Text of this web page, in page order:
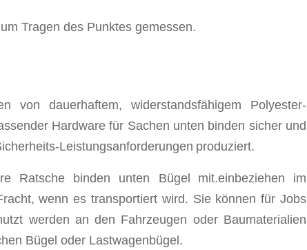
Tragen des Punktes gemessen.
von dauerhaftem, widerstandsfähigem Polyester-
Hardware für Sachen unten binden sicher und
Leistungsanforderungen produziert.
Ratsche binden unten Bügel
mit.einbeziehen im
wenn es transportiert wird. Sie können für Jobs
werden an den Fahrzeugen oder Baumaterialien
Bügel oder Lastwagenbügel.